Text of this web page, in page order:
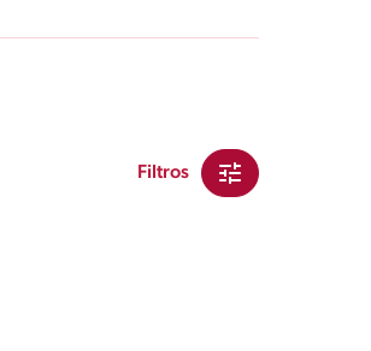
Filtros